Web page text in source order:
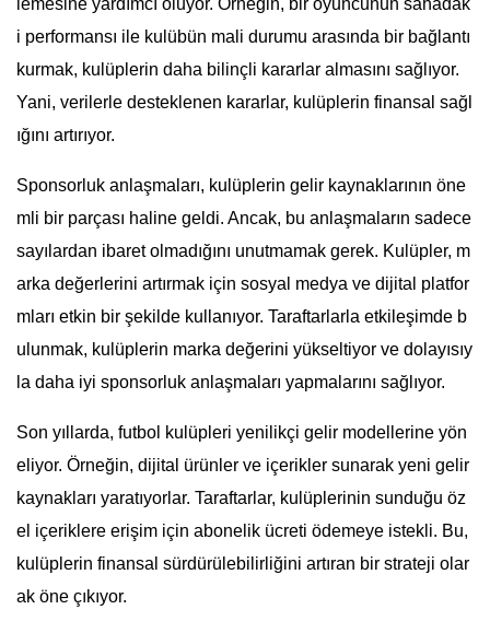
lemesine yardımcı oluyor. Örneğin, bir oyuncunun sahadak
i performansı ile kulübün mali durumu arasında bir bağlantı
kurmak, kulüplerin daha bilinçli kararlar almasını sağlıyor.
Yani, verilerle desteklenen kararlar, kulüplerin finansal sağl
ığını artırıyor.
Sponsorluk anlaşmaları, kulüplerin gelir kaynaklarının öne
mli bir parçası haline geldi. Ancak, bu anlaşmaların sadece
sayılardan ibaret olmadığını unutmamak gerek. Kulüpler, m
arka değerlerini artırmak için sosyal medya ve dijital platfor
mları etkin bir şekilde kullanıyor. Taraftarlarla etkileşimde b
ulunmak, kulüplerin marka değerini yükseltiyor ve dolayısıy
la daha iyi sponsorluk anlaşmaları yapmalarını sağlıyor.
Son yıllarda, futbol kulüpleri yenilikçi gelir modellerine yön
eliyor. Örneğin, dijital ürünler ve içerikler sunarak yeni gelir
kaynakları yaratıyorlar. Taraftarlar, kulüplerinin sunduğu öz
el içeriklere erişim için abonelik ücreti ödemeye istekli. Bu,
kulüplerin finansal sürdürülebilirliğini artıran bir strateji olar
ak öne çıkıyor.